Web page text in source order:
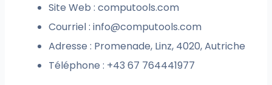
Site Web : computools.com
Courriel :info@computools.com
Adresse : Promenade, Linz, 4020, Autriche
Téléphone : +43 67 764441977